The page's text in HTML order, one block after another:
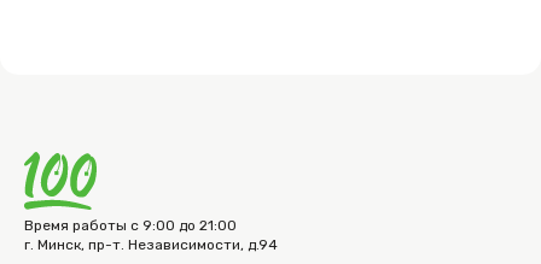
Время работы с 9:00 до 21:00
г. Минск, пр-т. Независимости, д.94